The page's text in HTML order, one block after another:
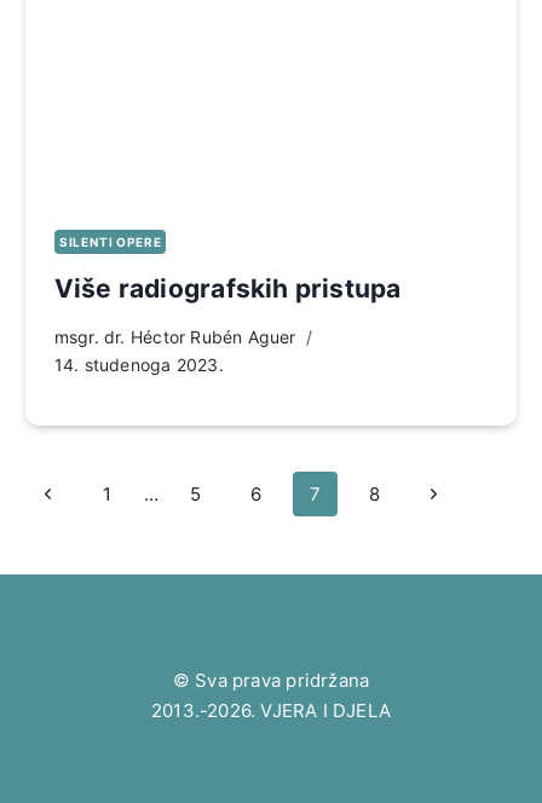
SILENTI OPERE
Više radiografskih pristupa
msgr. dr. Héctor Rubén Aguer
14. studenoga 2023.
Page
Prethodna
1 … 5 6 7 8
Sljedeća
© Sva prava pridržana
2013.-2026. VJERA I DJELA